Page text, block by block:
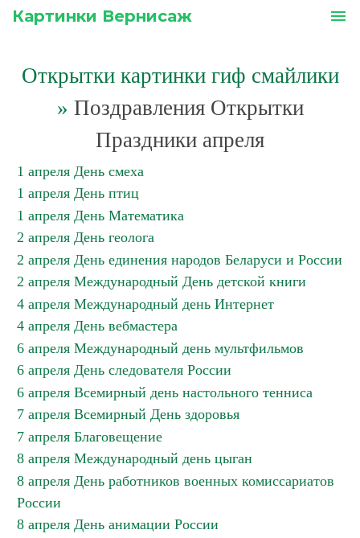
Картинки Вернисаж menu
Открытки картинки гиф смайлики
» Поздравления Открытки
Праздники апреля
1 апреля День смеха
1 апреля День птиц
1 апреля День Математика
2 апреля День геолога
2 апреля День единения народов Беларуси и России
2 апреля Международный День детской книги
4 апреля Международный день Интернет
4 апреля День вебмастера
6 апреля Международный день мультфильмов
6 апреля День следователя России
6 апреля Всемирный день настольного тенниса
7 апреля Всемирный День здоровья
7 апреля Благовещение
8 апреля Международный день цыган
8 апреля День работников военных комиссариатов
России
8 апреля День анимации России